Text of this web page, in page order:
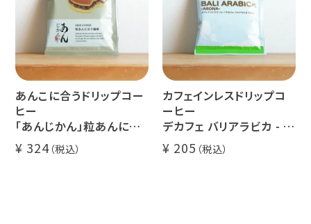
あんこに合うドリップコー
ヒー
「あんじかん」粒あんに合
う珈琲 1杯分
324
カフェインレスドリップコ
ーヒー
デカフェ バリアラビカ - ア
ロナ - 1杯分
205